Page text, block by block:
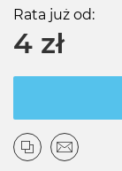
Rata już od:
4 zł